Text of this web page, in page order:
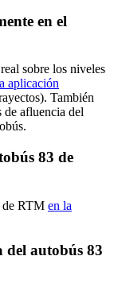
en el
sobre los niveles
aplicación
También
de afluencia del
83 de
de RTM en la
del autobús 83